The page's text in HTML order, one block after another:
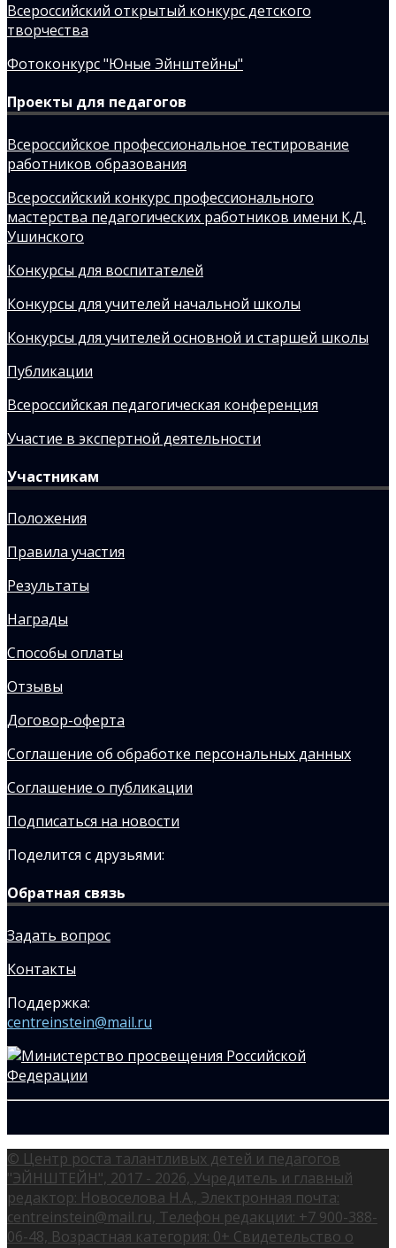
Всероссийский открытый конкурс детского
творчества
Фотоконкурс "Юные Эйнштейны"
Проекты для педагогов
Всероссийское профессиональное тестирование
работников образования
Всероссийский конкурс профессионального
мастерства педагогических работников имени К.Д.
Ушинского
Конкурсы для воспитателей
Конкурсы для учителей начальной школы
Конкурсы для учителей основной и старшей школы
Публикации
Всероссийская педагогическая конференция
Участие в экспертной деятельности
Участникам
Положения
Правила участия
Результаты
Награды
Способы оплаты
Отзывы
Договор-оферта
Соглашение об обработке персональных данных
Соглашение о публикации
Подписаться на новости
Поделится с друзьями:
Обратная связь
Задать вопрос
Контакты
Поддержка:
centreinstein@mail.ru
© Центр роста талантливых детей и педагогов
"ЭЙНШТЕЙН", 2017 - 2026, Учредитель и главный
редактор: Новоселова Н.А., Электронная почта:
centreinstein@mail.ru, Телефон редакции: +7 900-388-
06-48, Возрастная категория: 0+ Свидетельство о